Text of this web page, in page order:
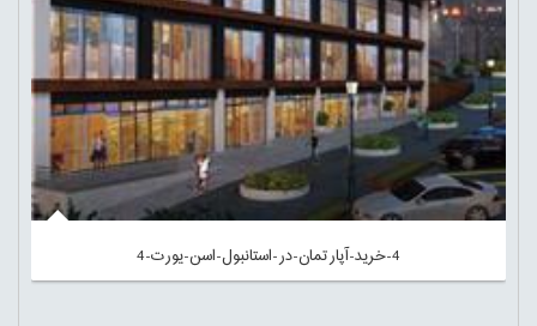
4-خرید-آپارتمان-در-استانبول-اسن-یورت-4